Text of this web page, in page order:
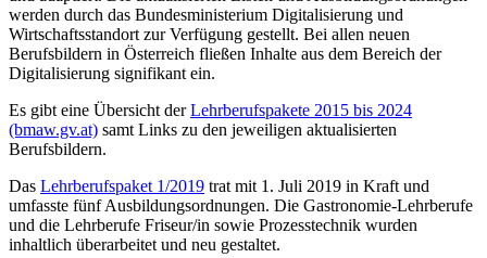
werden durch das Bundesministerium Digitalisierung und
Wirtschaftsstandort zur Verfügung gestellt. Bei allen neuen
Berufsbildern in Österreich fließen Inhalte aus dem Bereich der
Digitalisierung signifikant ein.
Es gibt eine Übersicht derLehrberufspakete 2015 bis 2024
(bmaw.gv.at) samt Links zu den jeweiligen aktualisierten
Berufsbildern.
Das Lehrberufspaket 1/2019 trat mit 1. Juli 2019 in Kraft und
umfasste fünf Ausbildungsordnungen. Die Gastronomie-Lehrberufe
und die Lehrberufe Friseur/in sowie Prozesstechnik wurden
inhaltlich überarbeitet und neu gestaltet.